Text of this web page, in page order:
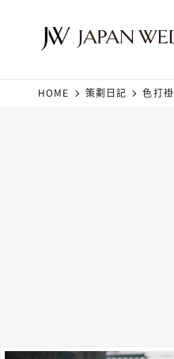
HOME 策劃日記 色打褂